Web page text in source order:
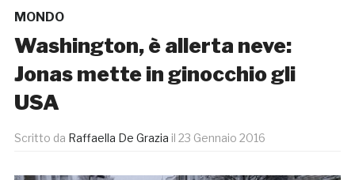
MONDO
Washington, è allerta neve:
Jonas mette in ginocchio gli
USA
Scritto da Raffaella De Grazia il 23 Gennaio 2016